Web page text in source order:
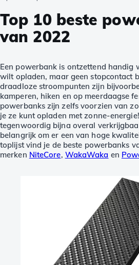
Top 10 beste
van 2022
Een powerbank is ontzettend handig
wilt opladen, maar geen stopcontact
draadloze stroompunten zijn
kamperen, hiken en op meerdaagse
powerbanks zijn zelfs voorzien van
je ze kunt opladen met zonne-
tegenwoordig bijna overal
belangrijk om er een van hoge
toplijst vind je de beste powerbanks
merken NiteCore, WakaWaka en